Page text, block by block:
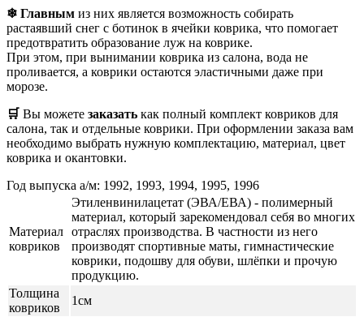
❄ Главным из них является возможность собирать
растаявший снег с ботинок в ячейки коврика, что помогает
предотвратить образование луж на коврике.
При этом, при вынимании коврика из салона, вода не
проливается, а коврики остаются эластичными даже при
морозе.
🛒 Вы можете заказать как полный комплект ковриков для
салона, так и отдельные коврики. При оформлении заказа вам
необходимо выбрать нужную комплектацию, материал, цвет
коврика и окантовки.
Год выпуска а/м: 1992, 1993, 1994, 1995, 1996
Материал
ковриков
Этиленвинилацетат (ЭВА/ЕВА) - полимерный
материал, который зарекомендовал себя во многих
отраслях производства. В частности из него
производят спортивные маты, гимнастические
коврики, подошву для обуви, шлёпки и прочую
продукцию.
Толщина
ковриков
1см